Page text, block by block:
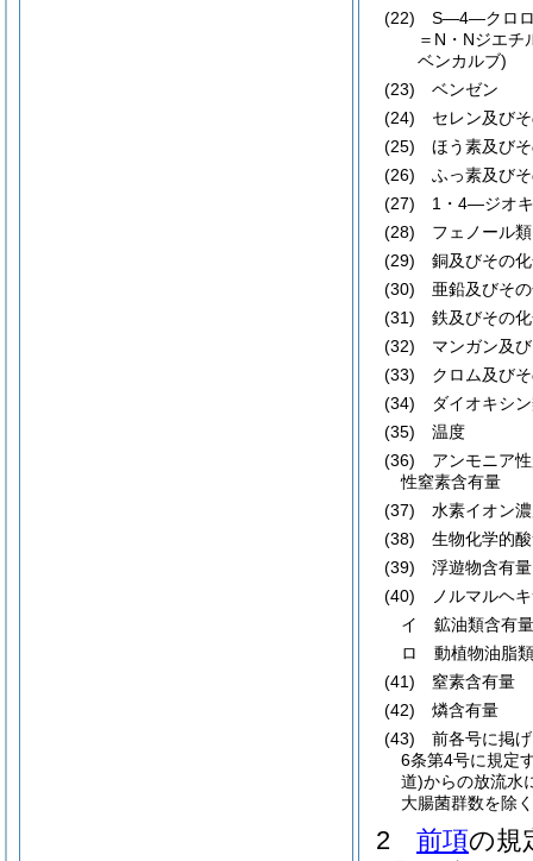
(22) S―4―クロロ
＝N・Nジエチ
ベンカルブ)
(23) ベンゼン
(24) セレン及びそ
(25) ほう素及びそ
(26) ふっ素及びそ
(27) 1・4―ジオ
(28) フェノール類
(29) 銅及びその化
(30) 亜鉛及びその
(31) 鉄及びその化
(32) マンガン及び
(33) クロム及びそ
(34) ダイオキシ
(35) 温度
(36) アンモニア性
性窒素含有量
(37) 水素イオン
(38) 生物化学的酸
(39) 浮遊物含有量
(40) ノルマルヘキ
イ 鉱油類含有量
ロ 動植物油脂
(41) 窒素含有量
(42) 燐含有量
(43) 前各号に掲げ
6条第4号に規定
道)からの放流水
大腸菌群数を除
2 前項の規